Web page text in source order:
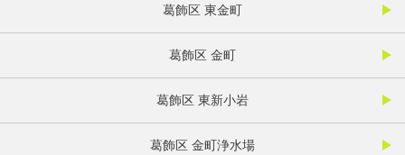
葛飾区 東金町
葛飾区 金町
葛飾区 東新小岩
葛飾区 金町浄水場